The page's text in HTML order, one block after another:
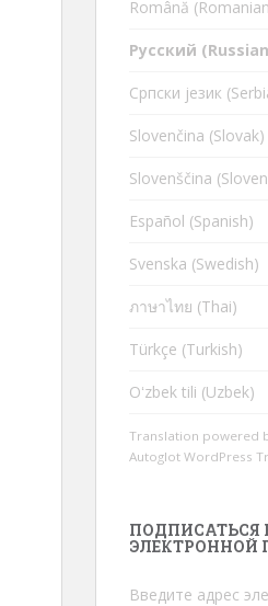
Română
Русский
Cрпски језик
Slovenčina (Slovak)
Slovenščina
Español (Spanish)
Svenska (Swedish)
ภาษาไทย (Thai)
Türkçe (Turkish)
Oʻzbek tili (Uzbek)
Translation powered
Autoglot WordPress
ПОДПИСАТЬСЯ
ЭЛЕКТРОННОЙ
Введите адрес